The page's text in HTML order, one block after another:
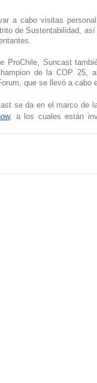
a cabo visitas
de Sustentabilidad,
ProChile, Suncast
de la COP
que se llevó a cabo
se da en el marco de
, a los cuales están